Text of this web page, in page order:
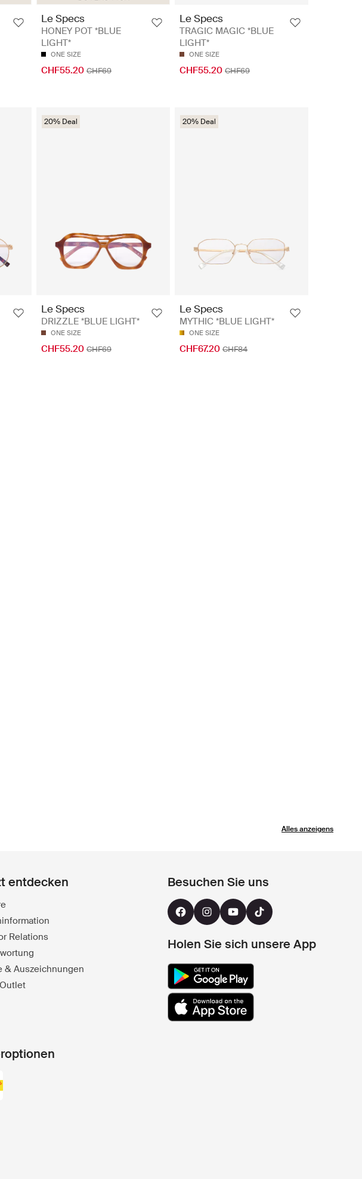
Le Specs
HONEY POT *BLUE
LIGHT*
ONE SIZE
CHF55.20 CHF69
Le Specs
TRAGIC MAGIC *BLUE
LIGHT*
ONE SIZE
CHF55.20 CHF69
20% Deal
Le Specs
DRIZZLE *BLUE LIGHT*
ONE SIZE
CHF55.20 CHF69
20% Deal
Le Specs
MYTHIC *BLUE LIGHT*
ONE SIZE
CHF67.20 CHF84
Alles anzeigens
entdecken
Relations
& Auszeichnungen
Besuchen Sie uns
Holen Sie sich unsere App